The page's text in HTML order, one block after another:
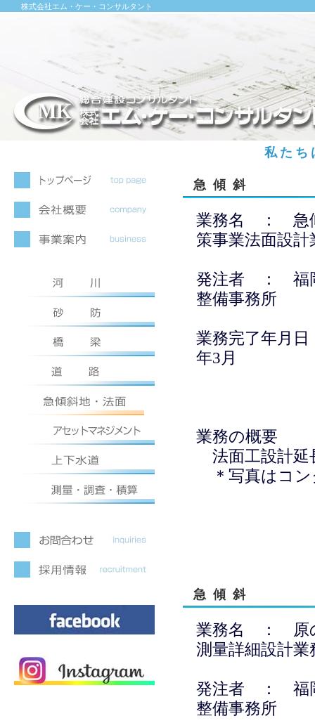
株式会社エム・ケー・コンサルタント
私たち
急傾斜
業務名 ： 急
策事業法面設計
発注者 ： 福
整備事務所
業務完了年月
年3月
業務の概要
法面工設計
＊写真はコン
急傾斜
業務名 ： 原
測量詳細設計業
発注者 ： 福
整備事務所